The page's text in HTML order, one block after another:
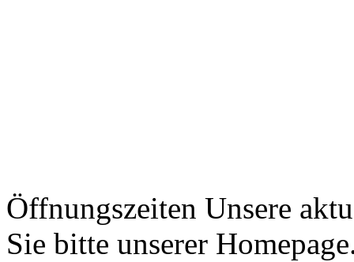
Öffnungszeiten Unsere
Sie bitte unserer